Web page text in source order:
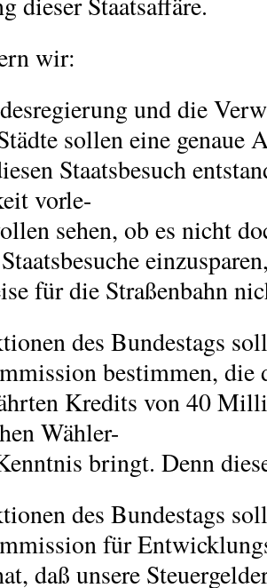
wir:
und die
sollen eine genaue
Staatsbesuch
vorle-
sehen, ob es nicht
für die Straßenbahn
des Bundestags
bestimmen, die
Kredits von 40
Wähler-
bringt. Denn
des Bundestags
für
daß unsere